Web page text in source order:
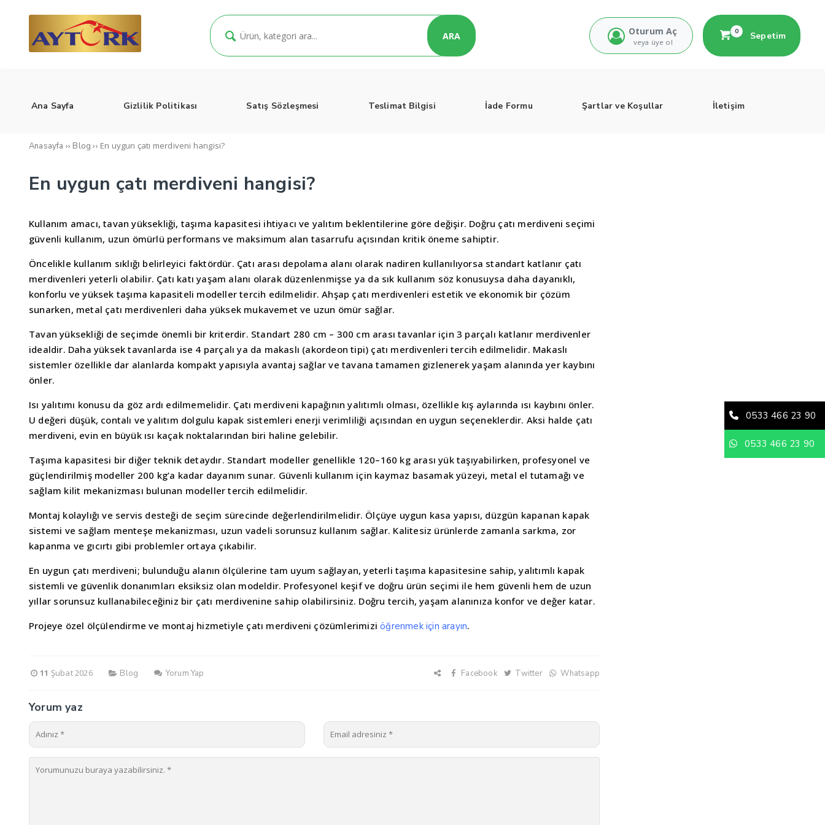
ARA Oturum Aç
veya üye ol
0 Sepetim
Ana Sayfa Gizlilik Politikası Satış Sözleşmesi Teslimat Bilgisi İade Formu Şartlar ve Koşullar İletişim
Anasayfa ›› Blog ›› En uygun çatı merdiveni hangisi?
En uygun çatı merdiveni hangisi?
Kullanım amacı, tavan yüksekliği, taşıma kapasitesi ihtiyacı ve yalıtım beklentilerine göre değişir. Doğru çatı merdiveni seçimi
güvenli kullanım, uzun ömürlü performans ve maksimum alan tasarrufu açısından kritik öneme sahiptir.
Öncelikle kullanım sıklığı belirleyici faktördür. Çatı arası depolama alanı olarak nadiren kullanılıyorsa standart katlanır çatı
merdivenleri yeterli olabilir. Çatı katı yaşam alanı olarak düzenlenmişse ya da sık kullanım söz konusuysa daha dayanıklı,
konforlu ve yüksek taşıma kapasiteli modeller tercih edilmelidir. Ahşap çatı merdivenleri estetik ve ekonomik bir çözüm
sunarken, metal çatı merdivenleri daha yüksek mukavemet ve uzun ömür sağlar.
Tavan yüksekliği de seçimde önemli bir kriterdir. Standart 280 cm – 300 cm arası tavanlar için 3 parçalı katlanır merdivenler
idealdir. Daha yüksek tavanlarda ise 4 parçalı ya da makaslı (akordeon tipi) çatı merdivenleri tercih edilmelidir. Makaslı
sistemler özellikle dar alanlarda kompakt yapısıyla avantaj sağlar ve tavana tamamen gizlenerek yaşam alanında yer kaybını
önler.
Isı yalıtımı konusu da göz ardı edilmemelidir. Çatı merdiveni kapağının yalıtımlı olması, özellikle kış aylarında ısı kaybını önler.
U değeri düşük, contalı ve yalıtım dolgulu kapak sistemleri enerji verimliliği açısından en uygun seçeneklerdir. Aksi halde çatı
merdiveni, evin en büyük ısı kaçak noktalarından biri haline gelebilir.
Taşıma kapasitesi bir diğer teknik detaydır. Standart modeller genellikle 120–160 kg arası yük taşıyabilirken, profesyonel ve
güçlendirilmiş modeller 200 kg’a kadar dayanım sunar. Güvenli kullanım için kaymaz basamak yüzeyi, metal el tutamağı ve
sağlam kilit mekanizması bulunan modeller tercih edilmelidir.
Montaj kolaylığı ve servis desteği de seçim sürecinde değerlendirilmelidir. Ölçüye uygun kasa yapısı, düzgün kapanan kapak
sistemi ve sağlam menteşe mekanizması, uzun vadeli sorunsuz kullanım sağlar. Kalitesiz ürünlerde zamanla sarkma, zor
kapanma ve gıcırtı gibi problemler ortaya çıkabilir.
En uygun çatı merdiveni; bulunduğu alanın ölçülerine tam uyum sağlayan, yeterli taşıma kapasitesine sahip, yalıtımlı kapak
sistemli ve güvenlik donanımları eksiksiz olan modeldir. Profesyonel keşif ve doğru ürün seçimi ile hem güvenli hem de uzun
yıllar sorunsuz kullanabileceğiniz bir çatı merdivenine sahip olabilirsiniz. Doğru tercih, yaşam alanınıza konfor ve değer katar.
Projeye özel ölçülendirme ve montaj hizmetiyle çatı merdiveni çözümlerimiziöğrenmek için arayın.
11 Şubat 2026 Blog Yorum Yap Facebook Twitter Whatsapp
Yorum yaz
0533 466 23 90
0533 466 23 90